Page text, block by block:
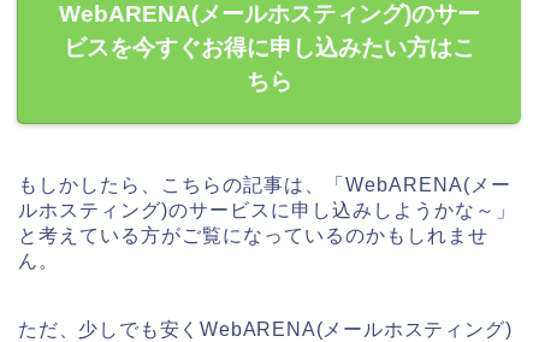
WebARENA(メールホスティング)のサー
ビスを今すぐお得に申し込みたい方はこ
ちら
もしかしたら、こちらの記事は、「WebARENA(メー
ルホスティング)のサービスに申し込みしようかな～」
と考えている方がご覧になっているのかもしれませ
ん。
ただ、少しでも安くWebARENA(メールホスティング)